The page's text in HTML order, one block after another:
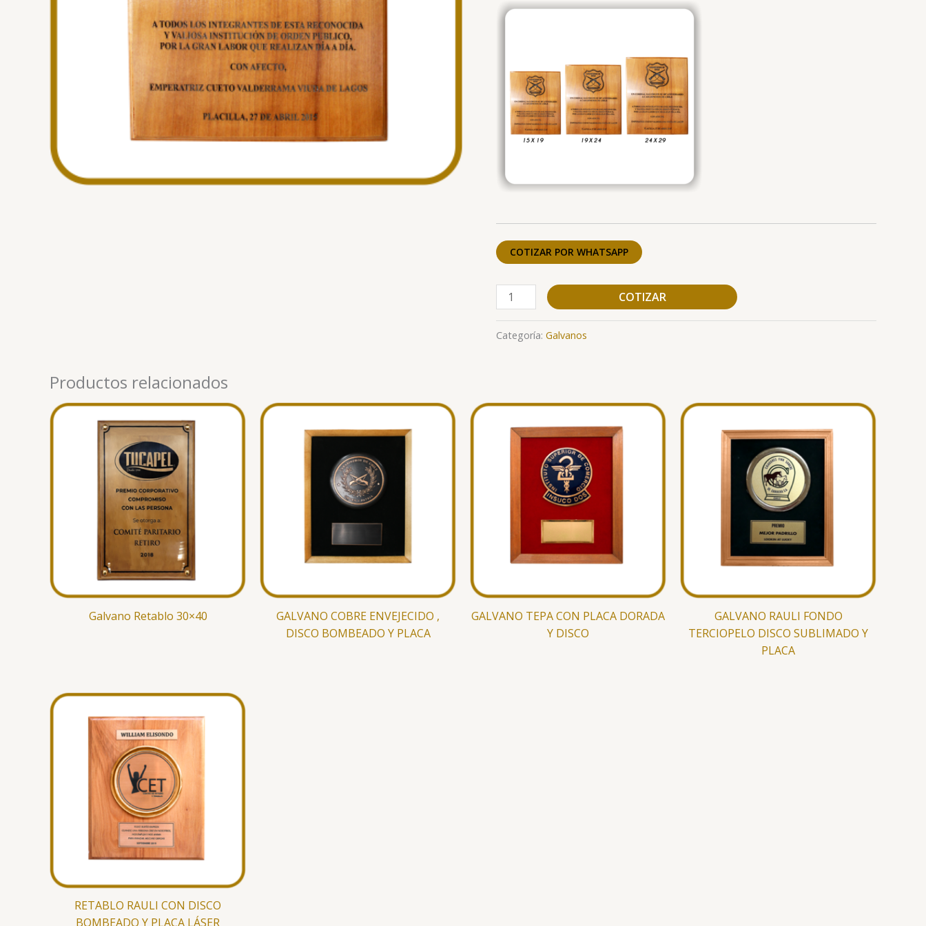
COTIZAR POR WHATSAPP
COTIZAR
Categoría: Galvanos
Productos relacionados
Galvano Retablo 30×40
GALVANO COBRE ENVEJECIDO ,
DISCO BOMBEADO Y PLACA
GALVANO TEPA CON PLACA DORADA
Y DISCO
GALVANO RAULI FONDO
TERCIOPELO DISCO SUBLIMADO Y
PLACA
RETABLO RAULI CON DISCO
BOMBEADO Y PLACA LÁSER